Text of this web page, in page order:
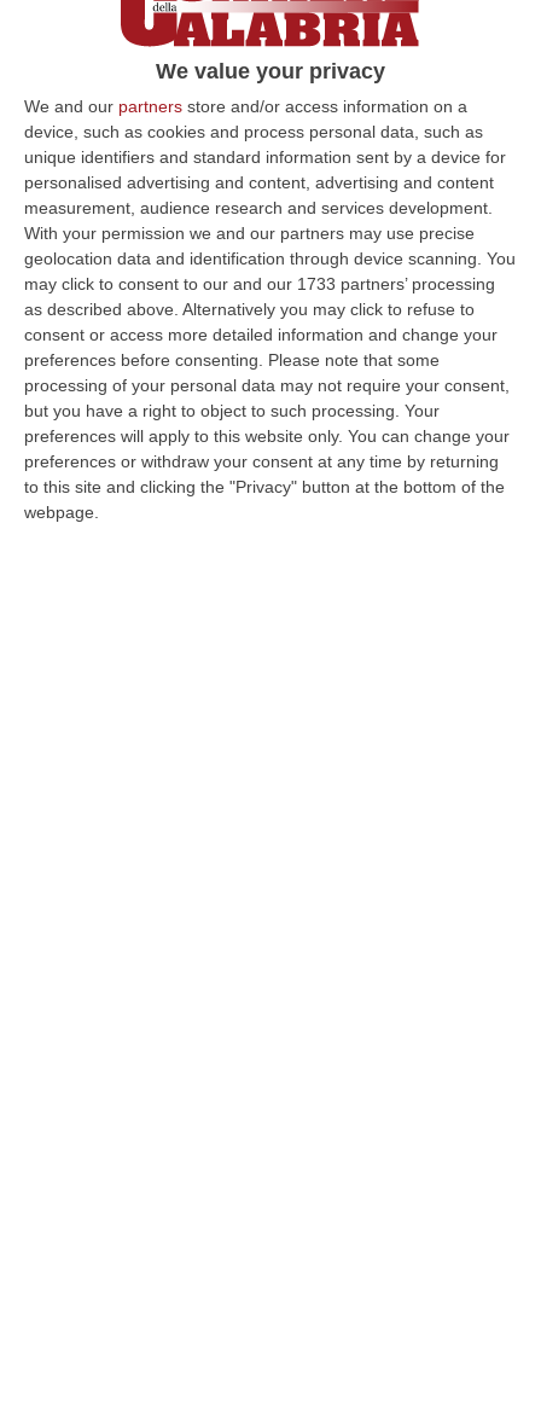
We value your privacy
We and our partners store and/or access information on a
device, such as cookies and process personal data, such as
unique identifiers and standard information sent by a device for
personalised advertising and content, advertising and content
measurement, audience research and services development.
With your permission we and our partners may use precise
geolocation data and identification through device scanning. You
may click to consent to our and our 1733 partners’ processing
as described above. Alternatively you may click to refuse to
consent or access more detailed information and change your
preferences before consenting.
Please note that some
processing of your personal data may not require your consent,
but you have a right to object to such processing. Your
preferences will apply to this website only. You can change your
preferences or withdraw your consent at any time by returning
to this site and clicking the "Privacy" button at the bottom of the
webpage.
Delitto Giordanelli, la difesa punta
sull'infermità mentale
COSENZA Bisognerà valutare la capacità di
intendere e di volere di Paolo Di Profio,
l’infermiere 46enne accusato di aver
ammazzato un anno fa l’ex co…